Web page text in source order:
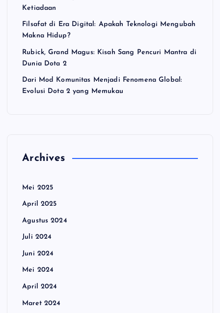
Ketiadaan
Filsafat di Era Digital: Apakah Teknologi Mengubah
Makna Hidup?
Rubick, Grand Magus: Kisah Sang Pencuri Mantra di
Dunia Dota 2
Dari Mod Komunitas Menjadi Fenomena Global:
Evolusi Dota 2 yang Memukau
Archives
Mei 2025
April 2025
Agustus 2024
Juli 2024
Juni 2024
Mei 2024
April 2024
Maret 2024